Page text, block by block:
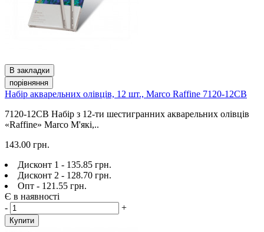
В закладки
порівняння
Набір акварельних олівців, 12 шт., Marco Raffine 7120-12CB
7120-12CB Набір з 12-ти шестигранних акварельних олівців
«Raffine» Marco М'які,..
143.00 грн.
Дисконт 1 - 135.85 грн.
Дисконт 2 - 128.70 грн.
Опт - 121.55 грн.
Є в наявності
-
+
Купити